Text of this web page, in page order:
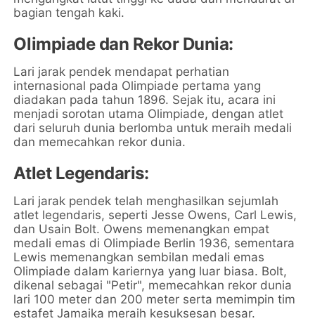
bagian tengah kaki.
Olimpiade dan Rekor Dunia:
Lari jarak pendek mendapat perhatian
internasional pada Olimpiade pertama yang
diadakan pada tahun 1896. Sejak itu, acara ini
menjadi sorotan utama Olimpiade, dengan atlet
dari seluruh dunia berlomba untuk meraih medali
dan memecahkan rekor dunia.
Atlet Legendaris:
Lari jarak pendek telah menghasilkan sejumlah
atlet legendaris, seperti Jesse Owens, Carl Lewis,
dan Usain Bolt. Owens memenangkan empat
medali emas di Olimpiade Berlin 1936, sementara
Lewis memenangkan sembilan medali emas
Olimpiade dalam kariernya yang luar biasa. Bolt,
dikenal sebagai "Petir", memecahkan rekor dunia
lari 100 meter dan 200 meter serta memimpin tim
estafet Jamaika meraih kesuksesan besar.